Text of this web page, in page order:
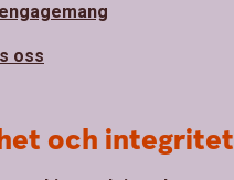
oss
och integritet